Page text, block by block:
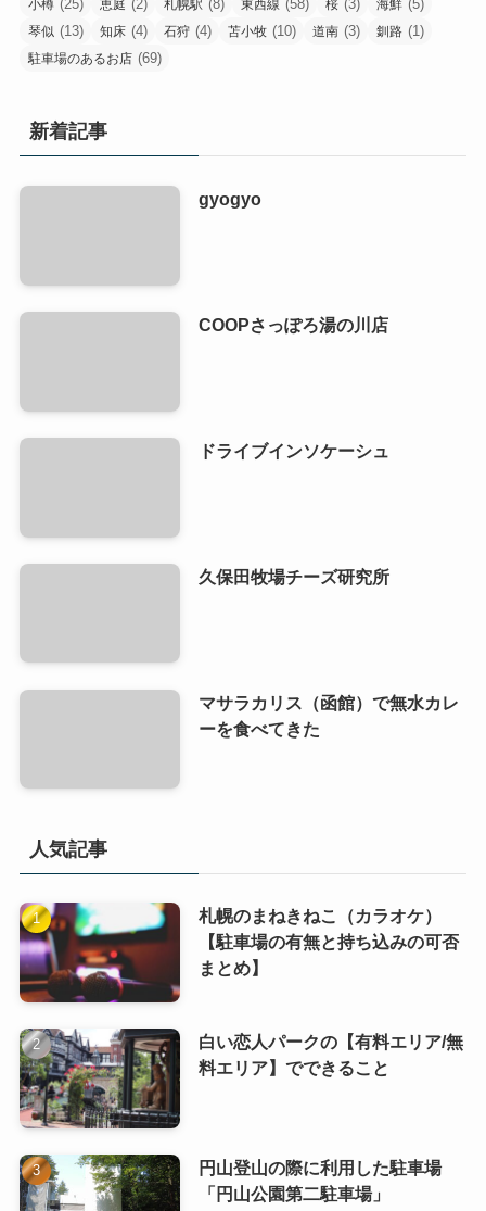
小樽 (25) 恵庭 (2) 札幌駅 (8) 東西線 (58) 桜 (3) 海鮮 (5)
琴似 (13) 知床 (4) 石狩 (4) 苫小牧 (10) 道南 (3) 釧路 (1)
駐車場のあるお店 (69)
新着記事
gyogyo
COOPさっぽろ湯の川店
ドライブインソケーシュ
久保田牧場チーズ研究所
マサラカリス（函館）で無水カレ
ーを食べてきた
人気記事
札幌のまねきねこ（カラオケ）
【駐車場の有無と持ち込みの可否
まとめ】
白い恋人パークの【有料エリア/無
料エリア】でできること
円山登山の際に利用した駐車場
「円山公園第二駐車場」